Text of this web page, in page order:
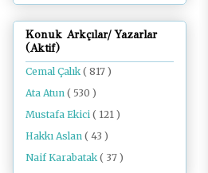
Konuk Arkçılar/ Yazarlar
(Aktif)
Cemal Çalık( 817 )
Ata Atun ( 530 )
Mustafa Ekici ( 121 )
Hakkı Aslan ( 43 )
Naif Karabatak( 37 )